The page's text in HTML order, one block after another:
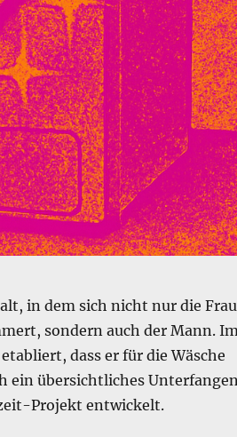
in dem sich nicht nur die Frau
sondern auch der Mann.
dass er für die Wäsche
ein übersichtliches
Projekt entwickelt.